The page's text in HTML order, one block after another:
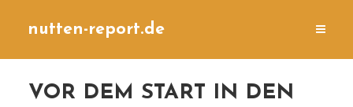
nutten-report.de
VOR DEM START IN DEN